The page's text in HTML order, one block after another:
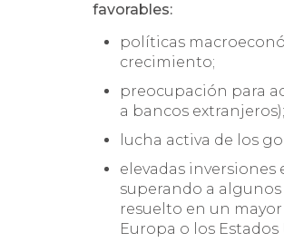
favorables:
políticas
crecimiento;
preocupación para
a bancos extranjeros);
lucha activa de los
elevadas inversiones
superando a algunos
resuelto en un
Europa o los Estados